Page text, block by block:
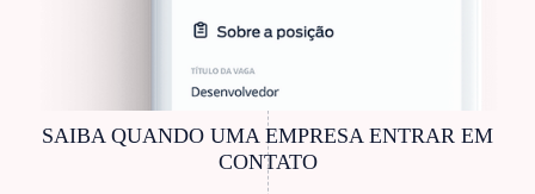
SAIBA QUANDO UMA EMPRESA ENTRAR EM
CONTATO